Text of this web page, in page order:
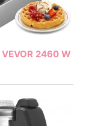
2460 W